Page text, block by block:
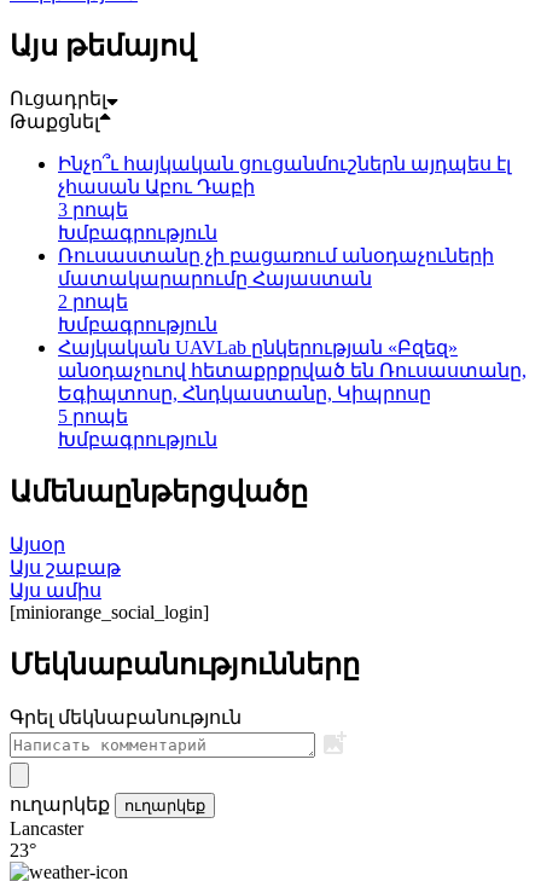
Այս թեմայով
Ուցադրել
Թաքցնել
Ինչո՞ւ հայկական ցուցանմուշներն այդպես էլ
չհասան Աբու Դաբի
3 րոպե
Խմբագրություն
Ռուսաստանը չի բացառում անօդաչուների
մատակարարումը Հայաստան
2 րոպե
Խմբագրություն
Հայկական UAVLab ընկերության «Բզեզ»
անօդաչուով հետաքրքրված են Ռուսաստանը,
Եգիպտոսը, Հնդկաստանը, Կիպրոսը
5 րոպե
Խմբագրություն
Ամենաընթերցվածը
Այսօր
Այս շաբաթ
Այս ամիս
[miniorange_social_login]
Մեկնաբանությունները
Գրել մեկնաբանություն
ուղարկեք ուղարկեք
Lancaster
23°